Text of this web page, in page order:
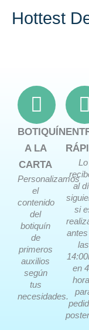
Hottest
BOTIQUÍN
A LA
CARTA
Personalizamos
el
contenido
del
botiquín
de
primeros
auxilios
según
tus
necesidades.
Lo
al
si
las
en